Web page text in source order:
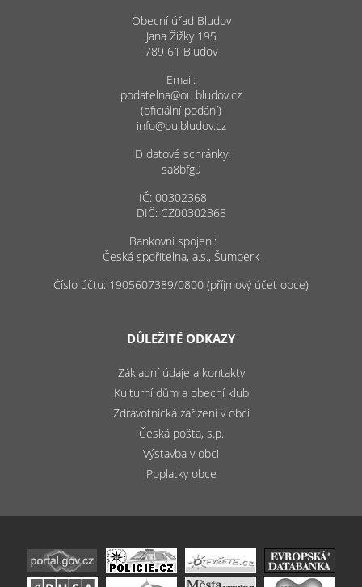
Obecní úřad Bludov
Jana Žižky 195
789 61 Bludov
Email:
podatelna@ou.bludov.cz
(oficiální podání)
info@ou.bludov.cz
ID datové schránky:
sa8bfg9
IČ: 00302368
DIČ: CZ00302368
Bankovní spojení:
Česká spořitelna, a.s., Šumperk
Číslo účtu: 1905607389/0800 (příjmový účet obce)
DŮLEŽITÉ ODKAZY
Základní údaje a kontakty
Kulturní dům a obecní klub
Zdravotnická zařízení v obci
Česká pošta, s.p.
Výstavba v obci
Poplatky obce